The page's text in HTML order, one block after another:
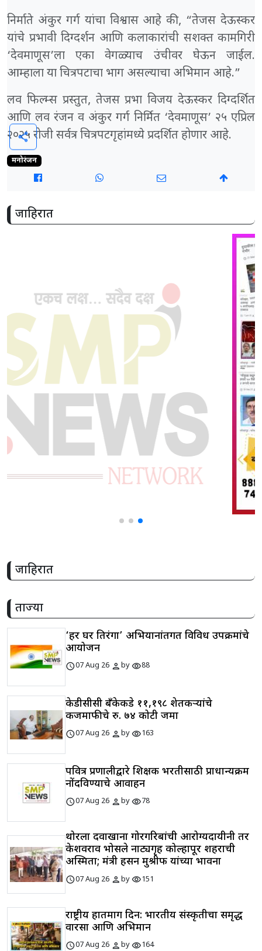
निर्माते अंकुर गर्ग यांचा विश्वास आहे की, “तेजस देऊस्कर
यांचे प्रभावी दिग्दर्शन आणि कलाकारांची सशक्त कामगिरी
‘देवमाणूस’ला एका वेगळ्याच उंचीवर घेऊन जाईल.
आम्हाला या चित्रपटाचा भाग असल्याचा अभिमान आहे.”
लव फिल्म्स प्रस्तुत, तेजस प्रभा विजय देऊस्कर दिग्दर्शित
आणि लव रंजन व अंकुर गर्ग निर्मित ‘देवमाणूस’ २५ एप्रिल
२०२५ रोजी सर्वत्र चित्रपटगृहांमध्ये प्रदर्शित होणार आहे.
मनोरंजन
जाहिरात
जाहिरात
ताज्या
‘हर घर तिरंगा’ अभियानांतर्गत विविध उपक्रमांचे
आयोजन
schedule07 Aug 26 personbyvisibility88
केडीसीसी बँकेकडे ११,१९८ शेतकऱ्यांचे
कर्जमाफीचे रु. ७४ कोटी जमा
schedule07 Aug 26 personbyvisibility163
पवित्र प्रणालीद्वारे शिक्षक भरतीसाठी प्राधान्यक्रम
नोंदविण्याचे आवाहन
schedule07 Aug 26 personbyvisibility78
थोरला दवाखाना गोरगरिबांची आरोग्यदायीनी तर
केशवराव भोसले नाट्यगृह कोल्हापूर शहराची
अस्मिता; मंत्री हसन मुश्रीफ यांच्या भावना
schedule07 Aug 26 personbyvisibility151
राष्ट्रीय हातमाग दिन: भारतीय संस्कृतीचा समृद्ध
वारसा आणि अभिमान
schedule07 Aug 26 personbyvisibility164
share